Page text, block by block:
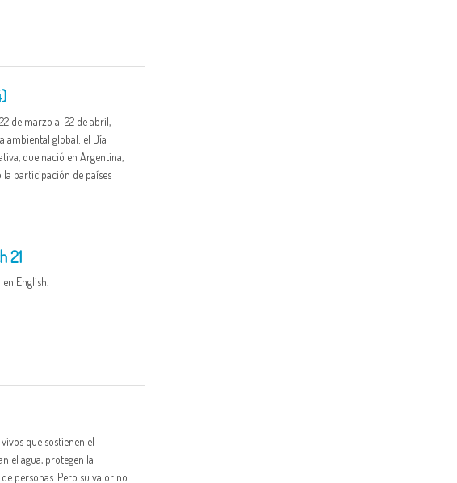
de marzo al 22 de abril,
ambiental global: el Día
que nació en Argentina,
participación de países
21
English.
que sostienen el
el agua, protegen la
personas. Pero su valor no